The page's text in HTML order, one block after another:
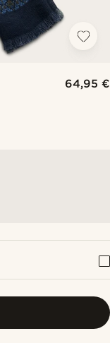
64,95 €